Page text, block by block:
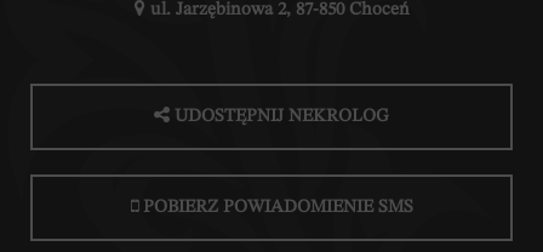
ul. Jarzębinowa 2, 87-850 Choceń
UDOSTĘPNIJ NEKROLOG
POBIERZ POWIADOMIENIE SMS